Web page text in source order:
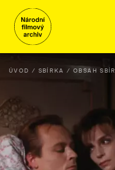
ÚVOD SBÍRKA OBSAH